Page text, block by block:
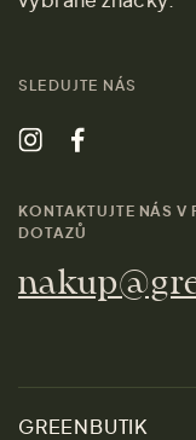
SLEDUJTE NÁS
KONTAKTUJTE NÁS V
DOTAZŮ
GREENBUTIK